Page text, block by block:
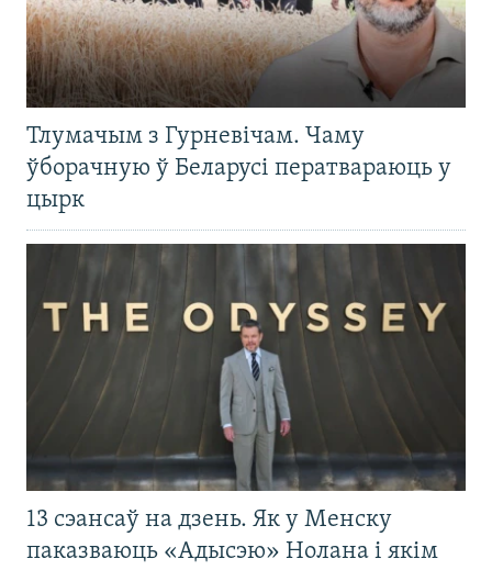
Тлумачым з Гурневічам. Чаму
ўборачную ў Беларусі ператвараюць у
цырк
13 сэансаў на дзень. Як у Менску
паказваюць «Адысэю» Нолана і якім